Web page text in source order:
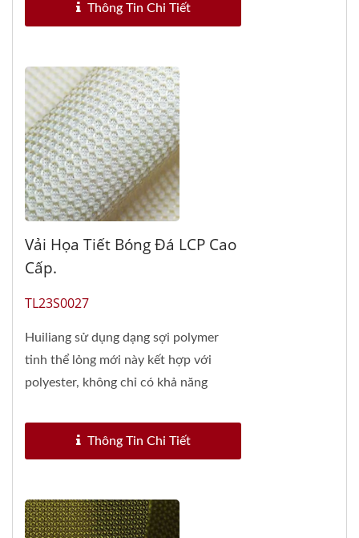
Thông Tin Chi Tiết
Vải Họa Tiết Bóng Đá LCP Cao
Cấp.
TL23S0027
Huiliang sử dụng dạng sợi polymer
tinh thể lỏng mới này kết hợp với
polyester, không chỉ có khả năng
Thông Tin Chi Tiết